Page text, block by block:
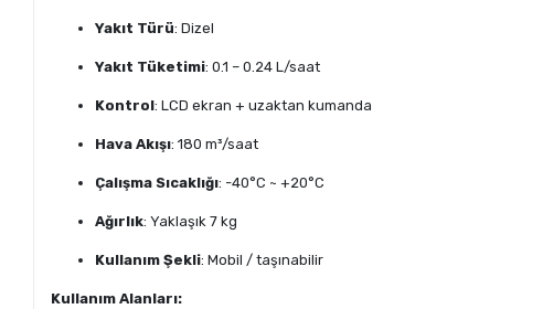
Yakıt Türü: Dizel
Yakıt Tüketimi: 0.1 – 0.24 L/saat
Kontrol: LCD ekran + uzaktan kumanda
Hava Akışı: 180 m³/saat
Çalışma Sıcaklığı: -40°C ~ +20°C
Ağırlık: Yaklaşık 7 kg
Kullanım Şekli: Mobil / taşınabilir
Kullanım Alanları: